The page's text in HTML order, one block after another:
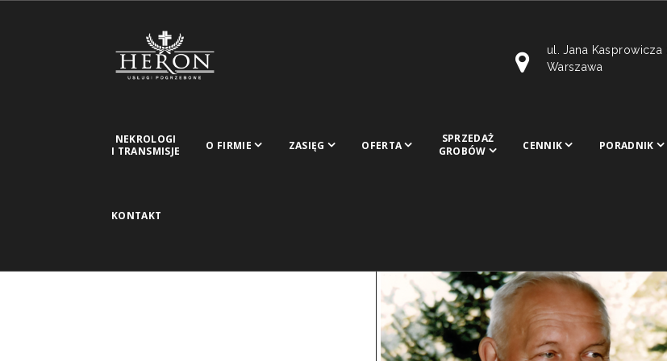
ul. Jana Kasprowicza
Warszawa
NEKROLOGI
I TRANSMISJE
O FIRMIE ZASIĘG OFERTA
SPRZEDAŻ
GROBÓW
CENNIK PORADNIK
KONTAKT